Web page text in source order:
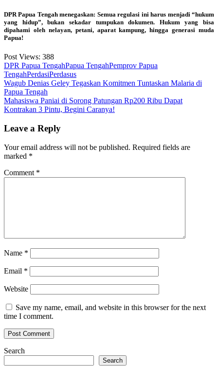
DPR Papua Tengah menegaskan: Semua regulasi ini harus menjadi “hukum
yang hidup”, bukan sekadar tumpukan dokumen. Hukum yang bisa
dipahami oleh nelayan, petani, aparat kampung, hingga generasi muda
Papua!
Post Views: 388
DPR Papua TengahPapua TengahPemprov Papua
TengahPerdasiPerdasus
Post
navigation
Wagub Denias Geley Tegaskan Komitmen Tuntaskan Malaria di
Papua Tengah
Mahasiswa Paniai di Sorong Patungan Rp200 Ribu Dapat
Kontrakan 3 Pintu, Begini Caranya!
Leave a Reply
Your email address will not be published. Required fields are
marked *
Comment *
Name *
Email *
Website
Save my name, email, and website in this browser for the next
time I comment.
Search
Search